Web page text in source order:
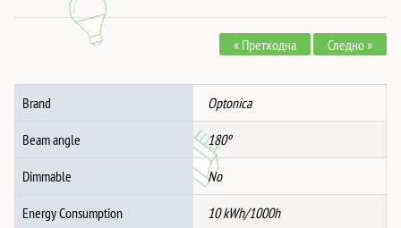
количина
« Претходна Следно »
Brand Optonica
Beam angle 180º
Dimmable No
Energy Consumption 10 kWh/1000h